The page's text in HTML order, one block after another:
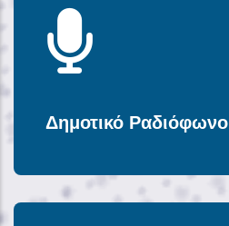
Δημοτικό Ραδιόφωνο